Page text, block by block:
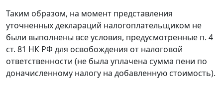
Таким образом, на момент представления
уточненных деклараций налогоплательщиком не
были выполнены все условия, предусмотренные п. 4
ст. 81 НК РФ для освобождения от налоговой
ответственности (не была уплачена сумма пени по
доначисленному налогу на добавленную стоимость).